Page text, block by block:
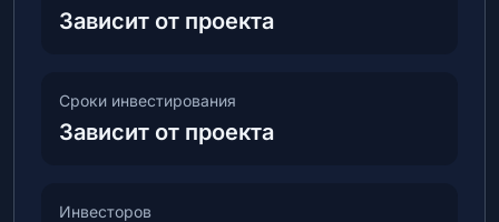
Зависит от проекта
Сроки инвестирования
Зависит от проекта
Инвесторов